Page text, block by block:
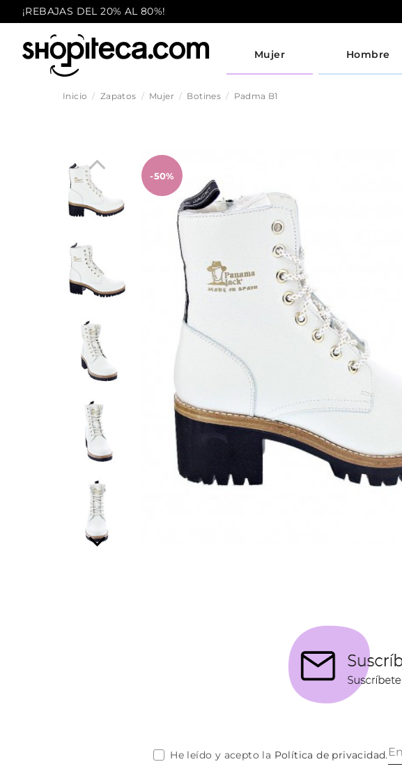
¡REBAJAS DEL 20% AL 80%!
Mujer Hombre
Inicio Zapatos Mujer Botines Padma B1
-50%
He leído y acepto la Política de privacidad.